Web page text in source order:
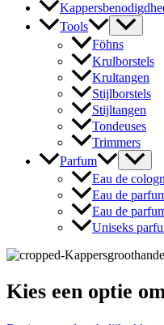
Tools
Föhns
Krulborstels
Krultangen
Stijlborstels
Stijltangen
Tondeuses
Trimmers
Parfum
Eau de
Eau de
Eau de
Uniseks
Kies een optie